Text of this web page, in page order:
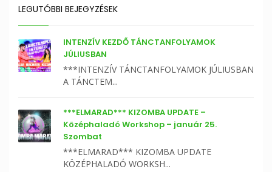
LEGUTÓBBI BEJEGYZÉSEK
INTENZÍV KEZDŐ TÁNCTANFOLYAMOK
JÚLIUSBAN
***INTENZÍV TÁNCTANFOLYAMOK JÚLIUSBAN
A TÁNCTEM...
***ELMARAD*** KIZOMBA UPDATE –
Középhaladó Workshop – január 25.
Szombat
***ELMARAD*** KIZOMBA UPDATE
KÖZÉPHALADÓ WORKSH...